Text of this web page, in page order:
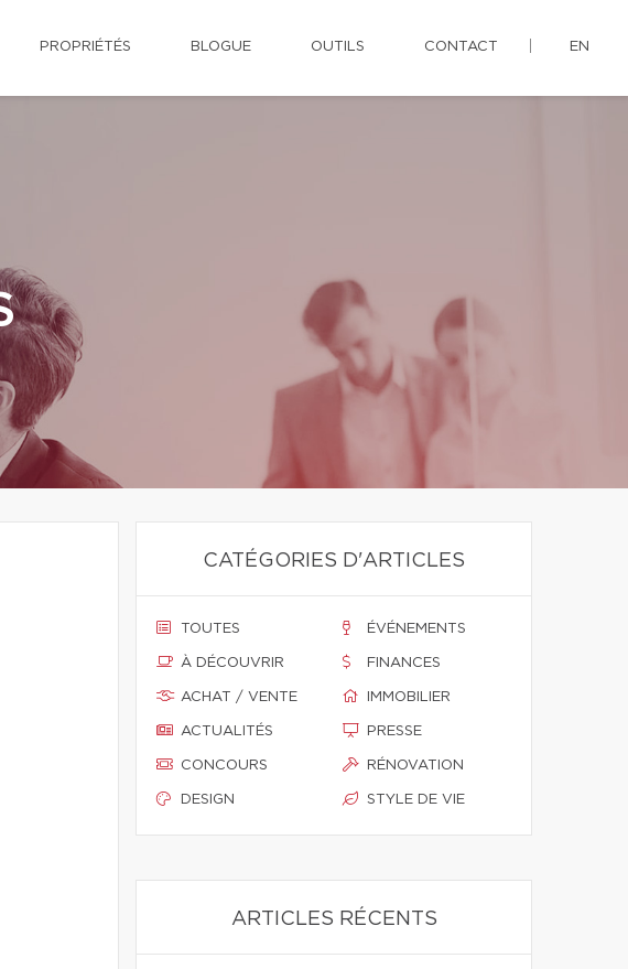
PROPRIÉTÉS BLOGUE OUTILS CONTACT EN
CATÉGORIES D'ARTICLES
TOUTES
À DÉCOUVRIR
ACHAT / VENTE
ACTUALITÉS
CONCOURS
DESIGN
ÉVÉNEMENTS
FINANCES
IMMOBILIER
PRESSE
RÉNOVATION
STYLE DE VIE
ARTICLES RÉCENTS